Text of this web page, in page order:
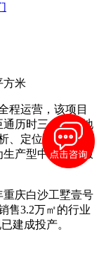
方米
程运营，该项目
通历时三个月实地
、定位下在重庆
产型中小企业服
重庆白沙工墅壹号
售3.2万㎡的行业
建成投产。